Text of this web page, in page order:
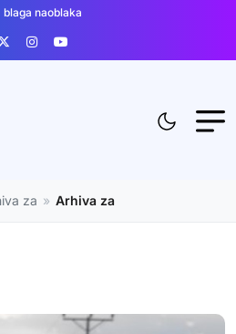
naoblaka
za » Arhiva za